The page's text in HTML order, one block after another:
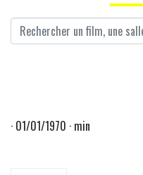
· 01/01/1970 · min